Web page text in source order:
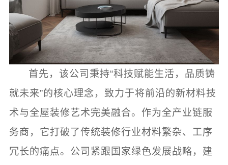
首先，该公司秉持“科技赋能生活，品质铸
就未来”的核心理念，致力于将前沿的新材料技
术与全屋装修艺术完美融合。作为全产业链服
务商，它打破了传统装修行业材料繁杂、工序
冗长的痛点。公司紧跟国家绿色发展战略，建